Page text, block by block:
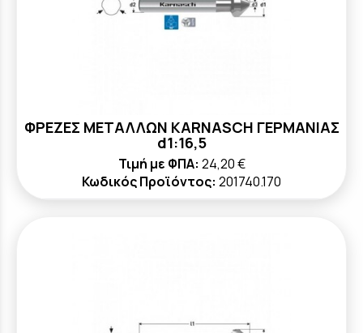
ΦΡΕΖΕΣ ΜΕΤΑΛΛΩΝ KARNASCH ΓΕΡΜΑΝΙΑΣ
d1:16,5
Τιμή με ΦΠΑ: 24,20 €
Κωδικός Προϊόντος: 201740.170